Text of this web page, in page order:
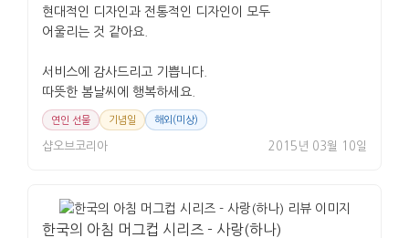
현대적인 디자인과 전통적인 디자인이 모두
어울리는 것 같아요.
서비스에 감사드리고 기쁩니다.
따뜻한 봄날씨에 행복하세요.
연인 선물 기념일 해외(미상)
샵오브코리아 2015년 03월 10일
한국의 아침 머그컵 시리즈 - 사랑(하나)